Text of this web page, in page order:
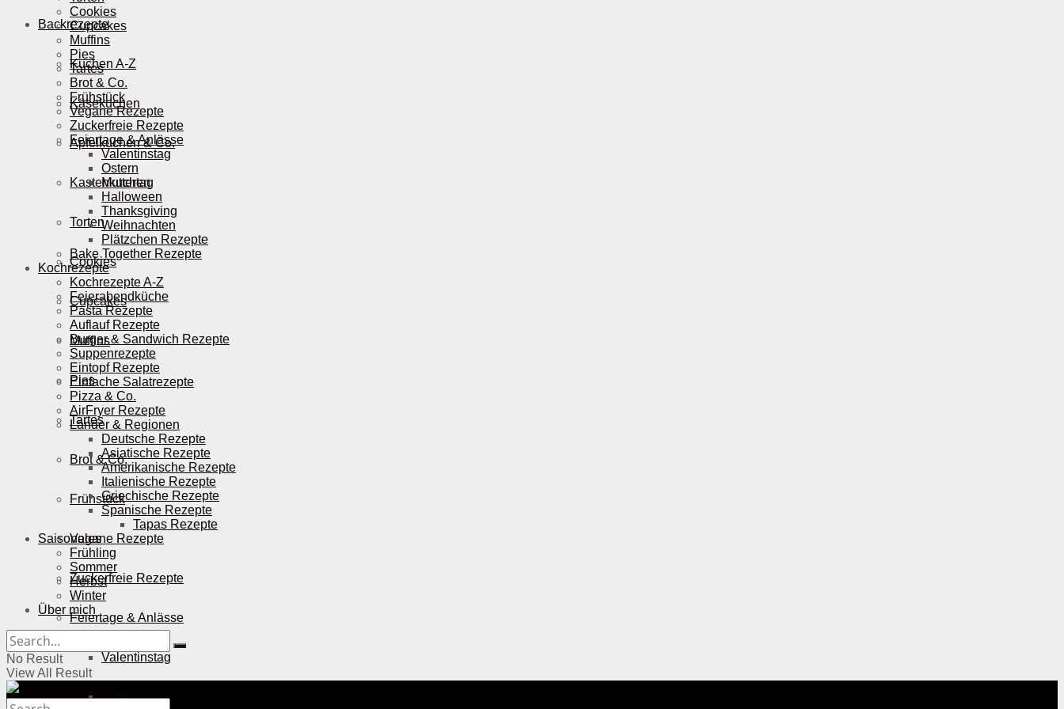
Backrezepte
Kuchen A-Z
Käsekuchen
Apfelkuchen & Co.
Kastenkuchen
Torten
Cookies
Cupcakes
Muffins
Pies
Tartes
Brot & Co.
Frühstück
Vegane Rezepte
Zuckerfreie Rezepte
Feiertage & Anlässe
Valentinstag
Ostern
Cookies
Cupcakes
Muffins
Pies
Tartes
Brot & Co.
Frühstück
Vegane Rezepte
Zuckerfreie Rezepte
Feiertage & Anlässe
Valentinstag
Ostern
Muttertag
Halloween
Thanksgiving
Weihnachten
Plätzchen Rezepte
Bake Together Rezepte
Kochrezepte
Kochrezepte A-Z
Feierabendküche
Pasta Rezepte
Auflauf Rezepte
Burger & Sandwich Rezepte
Suppenrezepte
Eintopf Rezepte
Einfache Salatrezepte
Pizza & Co.
AirFryer Rezepte
Länder & Regionen
Deutsche Rezepte
Asiatische Rezepte
Amerikanische Rezepte
Italienische Rezepte
Griechische Rezepte
Spanische Rezepte
Tapas Rezepte
Saisonales
Frühling
Sommer
Herbst
Winter
Über mich
No Result
View All Result